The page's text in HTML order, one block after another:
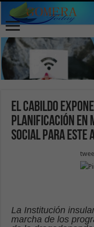
El Cabildo
planificación en
social para este
La Institución
marcha de los